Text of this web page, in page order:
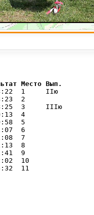
Место Вып.
1     IIю
2
3     IIIю
4
5
6
7
8
9
10
11